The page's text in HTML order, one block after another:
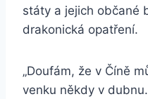
státy a jejich občané
drakonická opatření.
„Doufám, že v Číně
venku někdy v